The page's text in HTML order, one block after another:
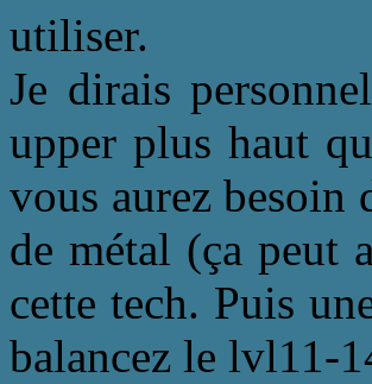
utiliser.
Je dirais
upper plus haut
vous aurez besoin
de métal (ça peut
cette tech. Puis
balancez le lvl11-